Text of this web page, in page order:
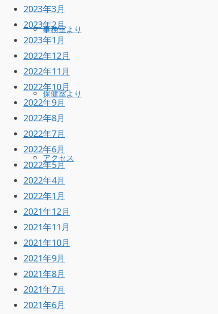
事務室より
保健室より
アクセス
2023年3月
2023年2月
2023年1月
2022年12月
2022年11月
2022年10月
2022年9月
2022年8月
2022年7月
2022年6月
2022年5月
2022年4月
2022年1月
2021年12月
2021年11月
2021年10月
2021年9月
2021年8月
2021年7月
2021年6月